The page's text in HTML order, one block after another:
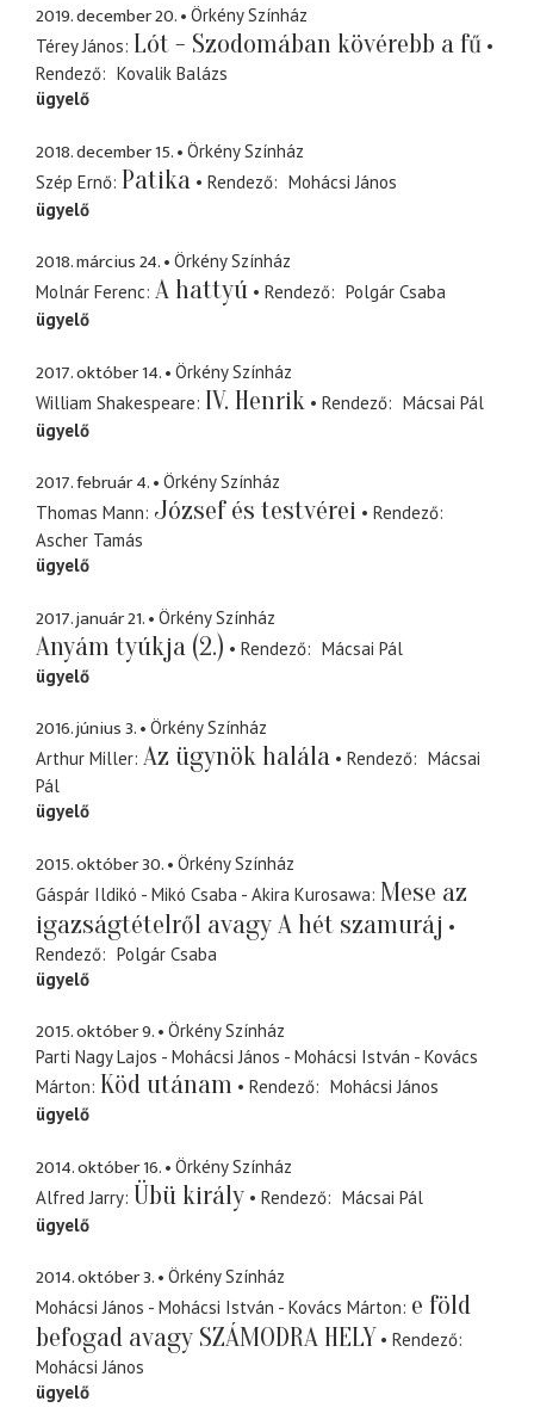
2019. december 20.
Örkény Színház
Térey János Lót - Szodomában kövérebb a fű
Rendező
Kovalik Balázs
ügyelő
2018. december 15.
Örkény Színház
Szép Ernő Patika Rendező
Mohácsi János
ügyelő
2018. március 24.
Örkény Színház
Molnár Ferenc A hattyú Rendező
Polgár Csaba
ügyelő
2017. október 14.
Örkény Színház
William Shakespeare IV. Henrik Rendező
Mácsai Pál
ügyelő
2017. február 4.
Örkény Színház
Thomas Mann József és testvérei
Rendező
Ascher Tamás
ügyelő
2017. január 21. Örkény Színház
Anyám tyúkja (2.) Rendező
Mácsai Pál
ügyelő
2016. június 3.
Örkény Színház
Arthur Miller Az ügynök halála Rendező
Mácsai
Pál
ügyelő
2015. október 30.
Örkény Színház
Gáspár Ildikó - Mikó Csaba - Akira Kurosawa Mese az
igazságtételről avagy A hét szamuráj
Rendező
Polgár Csaba
ügyelő
2015. október 9.
Örkény Színház
Parti Nagy Lajos - Mohácsi János - Mohácsi István - Kovács
Márton Köd utánam Rendező
Mohácsi János
ügyelő
2014. október 16.
Örkény Színház
Alfred Jarry Übü király Rendező
Mácsai Pál
ügyelő
2014. október 3.
Örkény Színház
Mohácsi János - Mohácsi István - Kovács Márton e föld
befogad avagy SZÁMODRA HELY
Rendező
Mohácsi János
ügyelő